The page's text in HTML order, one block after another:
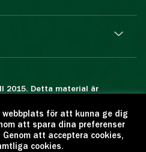
2015. Detta material är
kopiering är förbjuden.
men ange källan:
Ansvarig utgivare:
webbplats för att kunna ge dig
att spara dina preferenser
att acceptera cookies,
cookies.